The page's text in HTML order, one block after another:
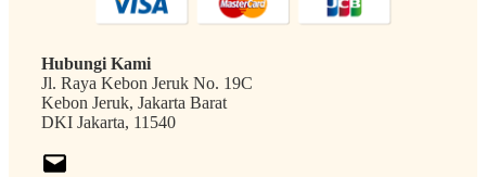
Hubungi Kami
Jl. Raya Kebon Jeruk No. 19C
Kebon Jeruk, Jakarta Barat
DKI Jakarta, 11540